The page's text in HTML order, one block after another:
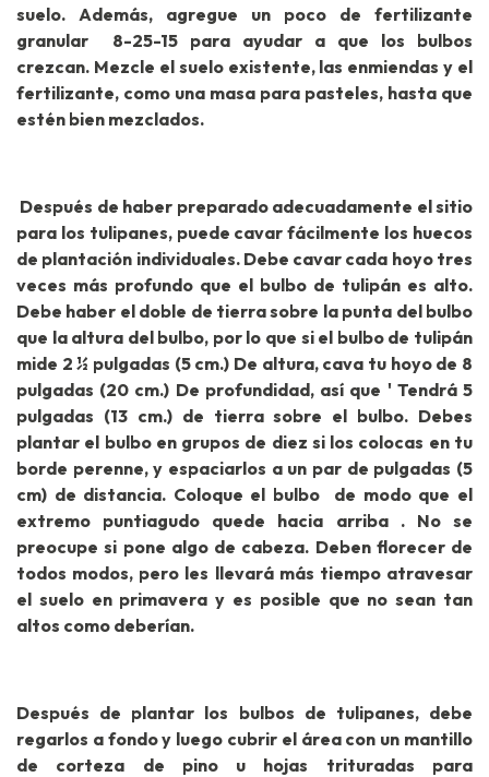
suelo. Además, agregue un poco de fertilizante
granular 8-25-15 para ayudar a que los bulbos
crezcan. Mezcle el suelo existente, las enmiendas y el
fertilizante, como una masa para pasteles, hasta que
estén bien mezclados.
Después de haber preparado adecuadamente el sitio
para los tulipanes, puede cavar fácilmente los huecos
de plantación individuales. Debe cavar cada hoyo tres
veces más profundo que el bulbo de tulipán es alto.
Debe haber el doble de tierra sobre la punta del bulbo
que la altura del bulbo, por lo que si el bulbo de tulipán
mide 2 ½ pulgadas (5 cm.) De altura, cava tu hoyo de 8
pulgadas (20 cm.) De profundidad, así que ' Tendrá 5
pulgadas (13 cm.) de tierra sobre el bulbo. Debes
plantar el bulbo en grupos de diez si los colocas en tu
borde perenne, y espaciarlos a un par de pulgadas (5
cm) de distancia. Coloque el bulbo de modo que el
extremo puntiagudo quede hacia arriba . No se
preocupe si pone algo de cabeza. Deben florecer de
todos modos, pero les llevará más tiempo atravesar
el suelo en primavera y es posible que no sean tan
altos como deberían.
Después de plantar los bulbos de tulipanes, debe
regarlos a fondo y luego cubrir el área con un mantillo
de corteza de pino u hojas trituradas para